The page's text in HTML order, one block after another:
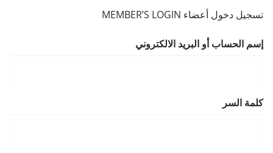
تسجيل دخول أعضاء MEMBER’S LOGIN
إسم الحساب أو البريد الالكتروني
كلمة السر